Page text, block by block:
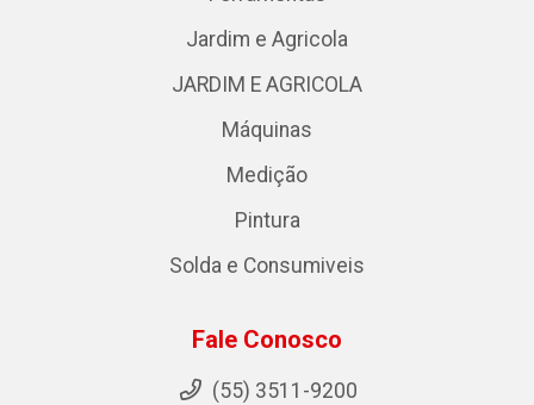
Jardim e Agricola
JARDIM E AGRICOLA
Máquinas
Medição
Pintura
Solda e Consumiveis
Fale Conosco
(55) 3511-9200